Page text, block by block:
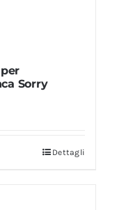
Sorry
Dettagli